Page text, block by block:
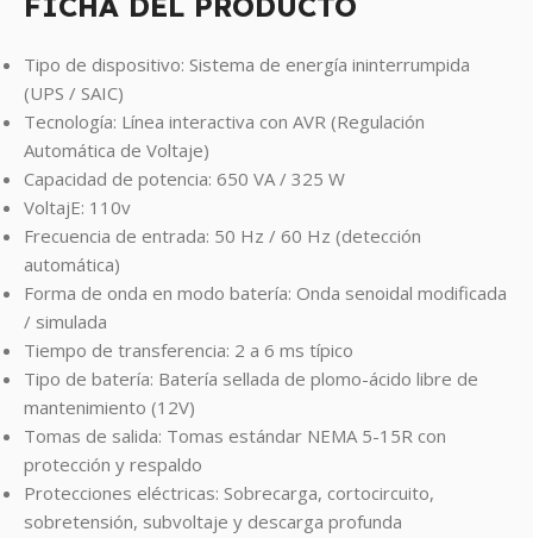
Tipo de dispositivo: Sistema de energía ininterrumpida
(UPS / SAIC)
Tecnología: Línea interactiva con AVR (Regulación
Automática de Voltaje)
Capacidad de potencia: 650 VA / 325 W
VoltajE: 110v
Frecuencia de entrada: 50 Hz / 60 Hz (detección
automática)
Forma de onda en modo batería: Onda senoidal modificada
/ simulada
Tiempo de transferencia: 2 a 6 ms típico
Tipo de batería: Batería sellada de plomo-ácido libre de
mantenimiento (12V)
Tomas de salida: Tomas estándar NEMA 5-15R con
protección y respaldo
Protecciones eléctricas: Sobrecarga, cortocircuito,
sobretensión, subvoltaje y descarga profunda